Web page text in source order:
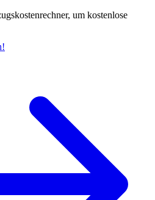
um kostenlose